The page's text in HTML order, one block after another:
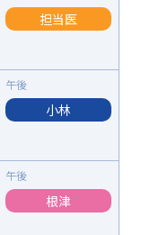
担当医
小林
根津